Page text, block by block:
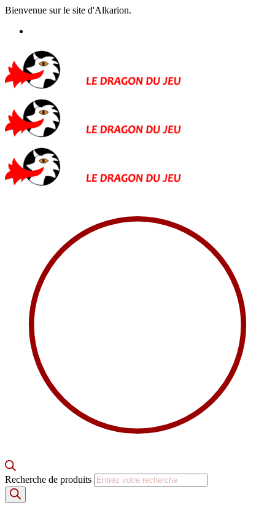
Bienvenue sur le site d'Alkarion.
Recherche de produits